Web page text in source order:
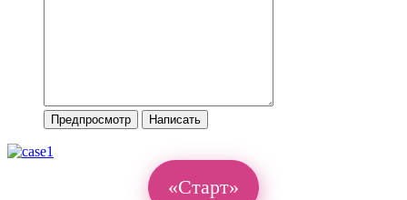
«Старт»